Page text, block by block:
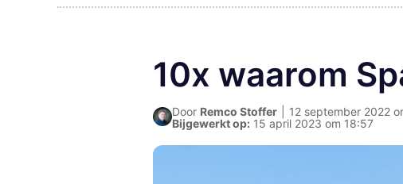
10x waarom
Door Remco Stoffer
12 september 2022
Bijgewerkt op: 15 april 2023 om 18:57